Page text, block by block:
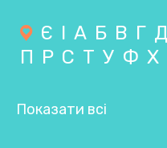
Є І А Б В Г Д
П Р С Т У Ф Х
Показати всі